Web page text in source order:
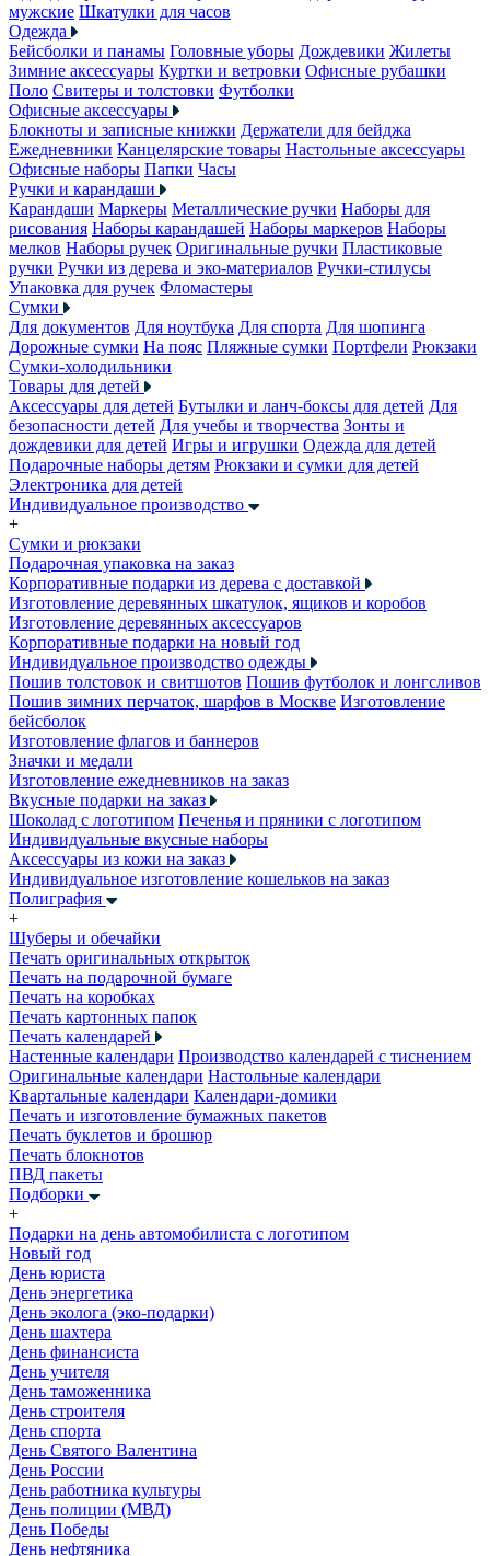
мужские Шкатулки для часов
Одежда
Бейсболки и панамы Головные уборы Дождевики Жилеты
Зимние аксессуары Куртки и ветровки Офисные рубашки
Поло Свитеры и толстовки Футболки
Офисные аксессуары
Блокноты и записные книжки Держатели для бейджа
Ежедневники Канцелярские товары Настольные аксессуары
Офисные наборы Папки Часы
Ручки и карандаши
Карандаши Маркеры Металлические ручки Наборы для
рисования Наборы карандашей Наборы маркеров Наборы
мелков Наборы ручек Оригинальные ручки Пластиковые
ручки Ручки из дерева и эко-материалов Ручки-стилусы
Упаковка для ручек Фломастеры
Сумки
Для документов Для ноутбука Для спорта Для шопинга
Дорожные сумки На пояс Пляжные сумки Портфели Рюкзаки
Сумки-холодильники
Товары для детей
Аксессуары для детей Бутылки и ланч-боксы для детей Для
безопасности детей Для учебы и творчества Зонты и
дождевики для детей Игры и игрушки Одежда для детей
Подарочные наборы детям Рюкзаки и сумки для детей
Электроника для детей
Индивидуальное производство
+
Сумки и рюкзаки
Подарочная упаковка на заказ
Корпоративные подарки из дерева с доставкой
Изготовление деревянных шкатулок, ящиков и коробов
Изготовление деревянных аксессуаров
Корпоративные подарки на новый год
Индивидуальное производство одежды
Пошив толстовок и свитшотов Пошив футболок и лонгсливов
Пошив зимних перчаток, шарфов в Москве Изготовление
бейсболок
Изготовление флагов и баннеров
Значки и медали
Изготовление ежедневников на заказ
Вкусные подарки на заказ
Шоколад с логотипом Печенья и пряники с логотипом
Индивидуальные вкусные наборы
Аксессуары из кожи на заказ
Индивидуальное изготовление кошельков на заказ
Полиграфия
+
Шуберы и обечайки
Печать оригинальных открыток
Печать на подарочной бумаге
Печать на коробках
Печать картонных папок
Печать календарей
Настенные календари Производство календарей с тиснением
Оригинальные календари Настольные календари
Квартальные календари Календари-домики
Печать и изготовление бумажных пакетов
Печать буклетов и брошюр
Печать блокнотов
ПВД пакеты
Подборки
+
Подарки на день автомобилиста с логотипом
Новый год
День юриста
День энергетика
День эколога (эко-подарки)
День шахтера
День финансиста
День учителя
День таможенника
День строителя
День спорта
День Святого Валентина
День России
День работника культуры
День полиции (МВД)
День Победы
День нефтяника